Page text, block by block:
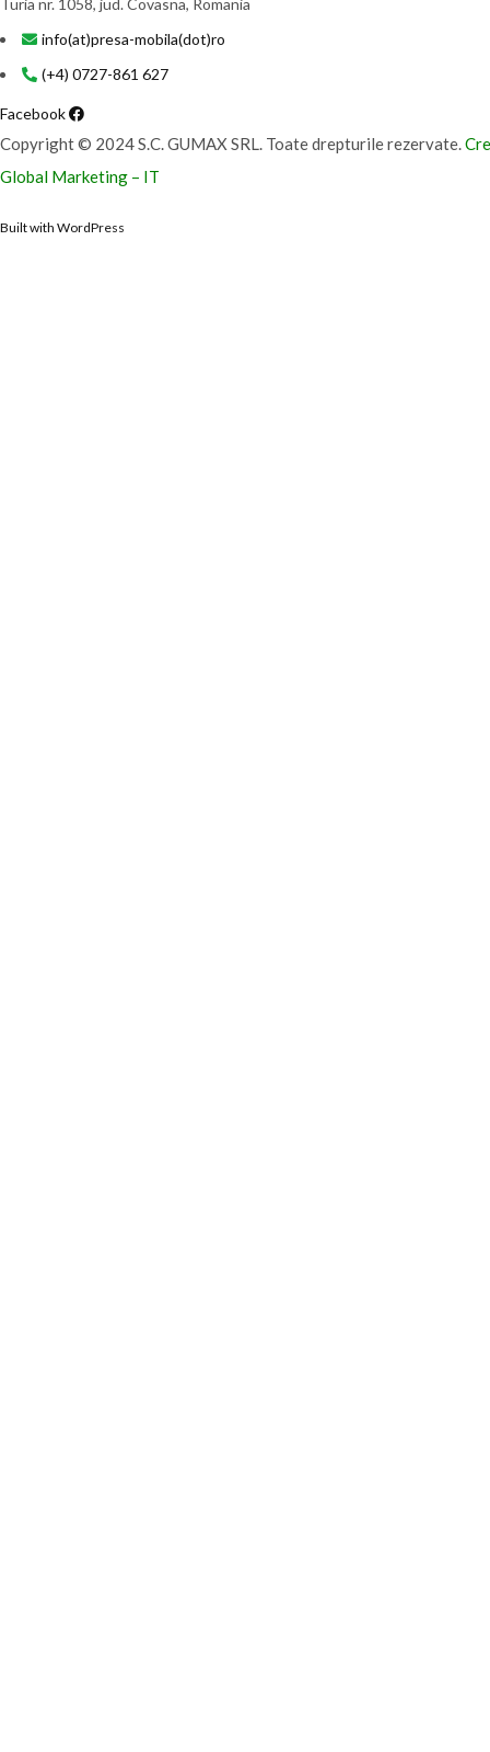
Turia nr. 1058, jud. Covasna, Romania
info(at)presa-mobila(dot)ro
(+4) 0727-861 627
Facebook
Copyright © 2024 S.C. GUMAX SRL. Toate drepturile rezervate.
Global Marketing – IT
Built with WordPress